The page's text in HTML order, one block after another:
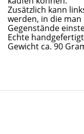
Zusätzlich kann
werden, in die
Gegenstände
Echte
Gewicht ca. 90